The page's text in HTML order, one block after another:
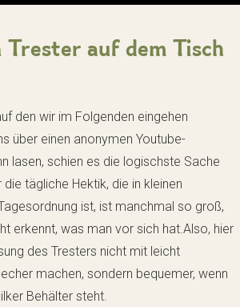
Trester auf dem Tisch
den wir im Folgenden eingehen
über einen anonymen Youtube-
lasen, schien es die logischste Sache
die tägliche Hektik, die in kleinen
ist, ist manchmal so groß,
erkennt, was man vor sich hat.Also, hier
des Tresters nicht mit leicht
machen, sondern bequemer, wenn
Behälter steht.